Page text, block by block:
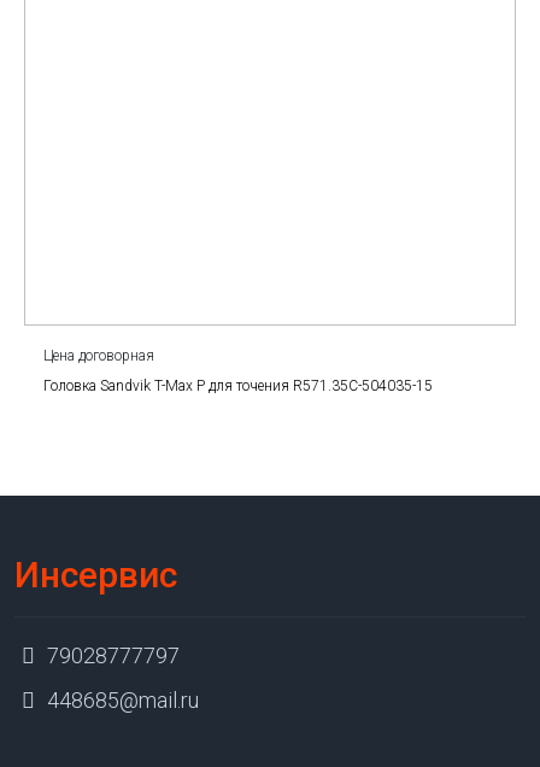
Цена договорная
Головка Sandvik T-Max P для точения R571.35C-504035-15
Инсервис
79028777797
448685@mail.ru